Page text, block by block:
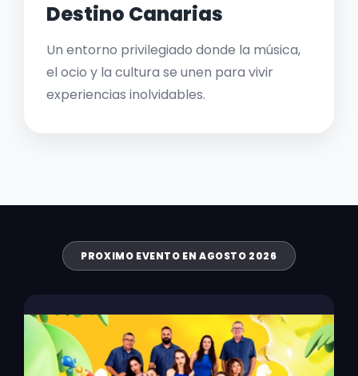
Destino Canarias
Un entorno privilegiado donde la música,
el ocio y la cultura se unen para vivir
experiencias inolvidables.
PROXIMO EVENTO EN AGOSTO 2026